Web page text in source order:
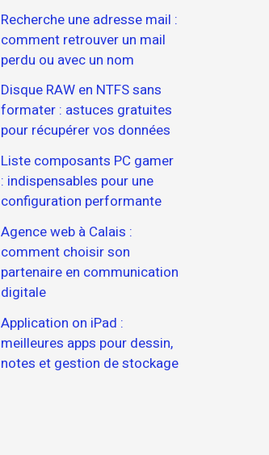
Recherche une adresse mail :
comment retrouver un mail
perdu ou avec un nom
Disque RAW en NTFS sans
formater : astuces gratuites
pour récupérer vos données
Liste composants PC gamer
: indispensables pour une
configuration performante
Agence web à Calais :
comment choisir son
partenaire en communication
digitale
Application on iPad :
meilleures apps pour dessin,
notes et gestion de stockage